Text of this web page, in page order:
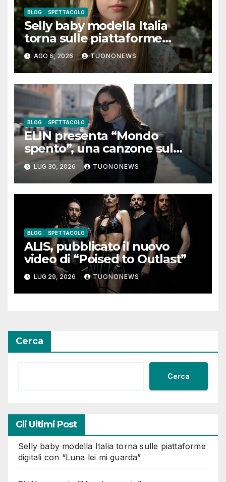
BLOG SPETTACOLO
Selly baby modella Italia
torna sulle piattaforme
digitali con “Luna lei mi
guarda”
AGO 6, 2026 TUONONEWS
BLOG SPETTACOLO
ELIN presenta “Mondo
spento”, una canzone sul
coraggio di lasciare andare i
pensieri negativi
LUG 30, 2026 TUONONEWS
BLOG SPETTACOLO
ALIS, pubblicato il nuovo
video di “Poised to Outlast”
LUG 29, 2026 TUONONEWS
Cerca
Cerca
Gli Ultimi Post
Selly baby modella Italia torna sulle piattaforme
digitali con “Luna lei mi guarda”